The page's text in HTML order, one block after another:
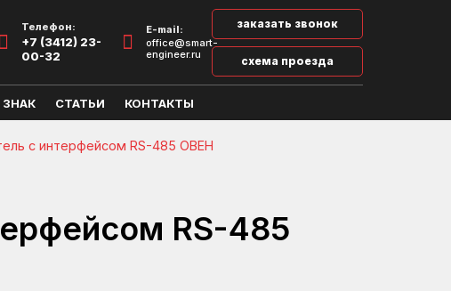
Телефон:
+7 (3412) 23-
00-32
E-mail:
office@smart-
engineer.ru
заказать звонок
схема проезда
СТАТЬИ КОНТАКТЫ
с интерфейсом RS-485 ОВЕН
RS-485